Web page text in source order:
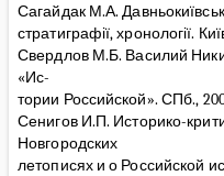
Сагайдак М.А.
стратиграфії, хронології.
Свердлов М.Б. Василий
«Ис-
тории Российской». СПб.,
Сенигов И.П. Историко-
Новгородских
летописях и о Российской